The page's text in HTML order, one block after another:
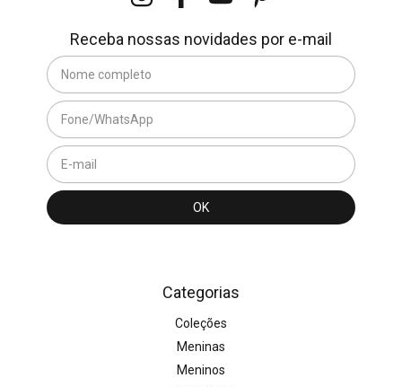
Receba nossas novidades por e-mail
Categorias
Coleções
Meninas
Meninos